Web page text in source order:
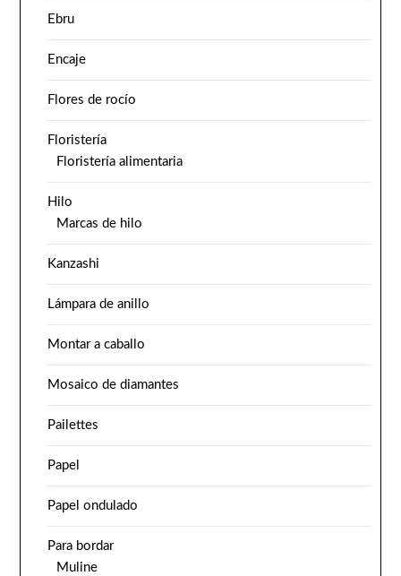
Ebru
Encaje
Flores de rocío
Floristería
Floristería alimentaria
Hilo
Marcas de hilo
Kanzashi
Lámpara de anillo
Montar a caballo
Mosaico de diamantes
Pailettes
Papel
Papel ondulado
Para bordar
Muline